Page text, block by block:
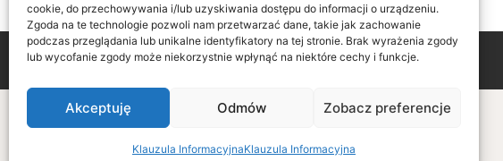
cookie, do przechowywania i/lub uzyskiwania dostępu do informacji o urządzeniu.
Zgoda na te technologie pozwoli nam przetwarzać dane, takie jak zachowanie
podczas przeglądania lub unikalne identyfikatory na tej stronie. Brak wyrażenia zgody
lub wycofanie zgody może niekorzystnie wpłynąć na niektóre cechy i funkcje.
Akceptuję Odmów Zobacz preferencje
Klauzula InformacyjnaKlauzula Informacyjna
Wszelkie prawa zastrzeżoneRealizacja: LiderOnline